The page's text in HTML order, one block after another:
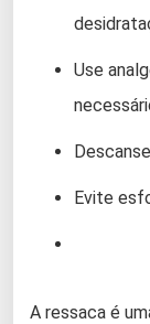
Use
Evite
A ressaca é